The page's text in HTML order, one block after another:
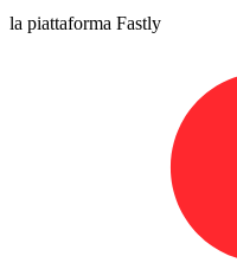
la piattaforma Fastly